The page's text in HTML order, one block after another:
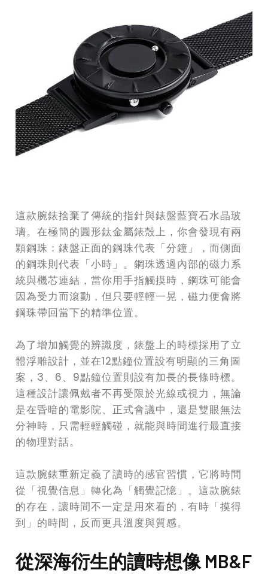
這款腕錶捨棄了傳統的指針與錶盤藍寶石水晶玻
璃。在極簡的圓形鈦金屬錶殼上，你會發現有兩
顆鋼珠：錶盤正面的鋼珠代表「分鐘」，而側面
的鋼珠則代表「小時」。鋼珠透過內部的磁力系
統與機芯連結，當你用手指觸摸時，鋼珠可能會
因為受力而滾動，但只要輕輕一晃，磁力便會將
鋼珠帶回當下的精準位置。
為了增加觸覺的辨識度，錶盤上的時標採用了立
體浮雕設計，並在12點鐘位置設有明顯的三角圖
案，3、6、9點鐘位置則設有加長的長條時標。
這種設計讓佩戴者不再受限於光線或視力，無論
是在昏暗的電影院、正式會議中，還是雙眼無法
分神時，只需輕輕觸碰，就能與時間進行最直接
的物理對話。
這款腕錶重新定義了讀時的感官習慣，它將時間
從「視覺信息」轉化為「觸覺記憶」。這款腕錶
的存在，讓時間不一定是用來看的，有時「摸得
到」的時間，反而更具溫度與質感。
從深海衍生的讀時想像 MB&F